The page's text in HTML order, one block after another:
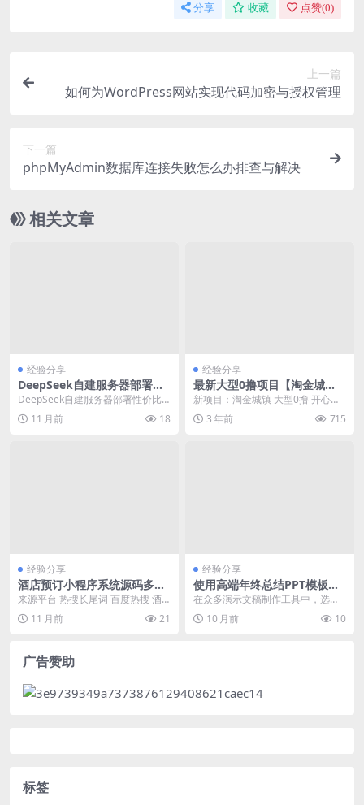
分享 收藏 点赞(0)
上一篇
如何为WordPress网站实现代码加密与授权管理
下一篇
phpMyAdmin数据库连接失败怎么办排查与解决
相关文章
经验分享
DeepSeek自建服务器部署性
价比分析
DeepSeek自建服务器部署性价比
分析 DeepSeek自建服务器部署性
价比分...
11 月前 18
经验分享
最新大型0撸项目【淘金城
镇】带脚本自动看广告
新项目：淘金城镇 大型0撸 开心庄
园+小吃街模式 元宝自由交易，各
种福利 玩法，...
3 年前 715
经验分享
酒店预订小程序系统源码多少
钱
来源平台 热搜长尾词 百度热搜 酒
店预订小程序系统源码多少钱 谷歌
热搜 酒店预订...
11 月前 21
经验分享
使用高端年终总结PPT模板提
升演示效果
在众多演示文稿制作工具中，选择
一个合适的模板对于提升年终总结
的视觉效果和专业度至...
10 月前 10
广告赞助
标签